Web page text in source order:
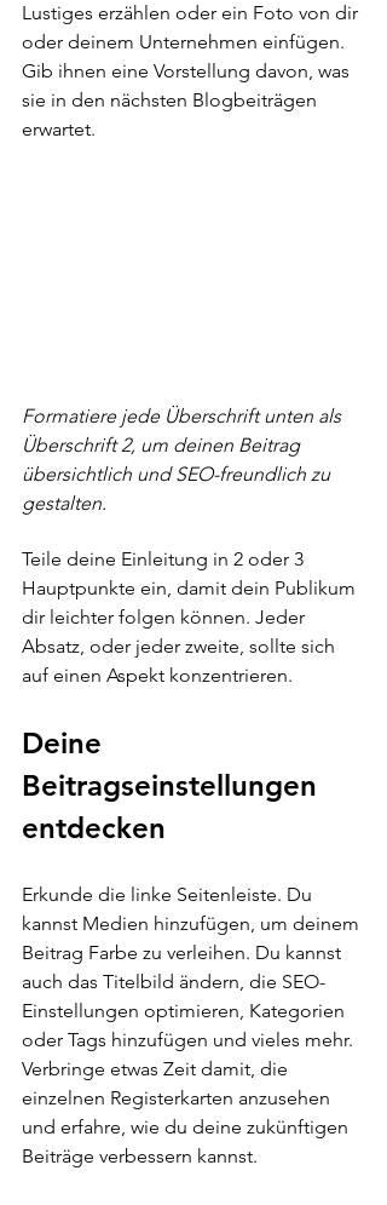
Lustiges erzählen oder ein Foto von dir
oder deinem Unternehmen einfügen.
Gib ihnen eine Vorstellung davon, was
sie in den nächsten Blogbeiträgen
erwartet.
Formatiere jede Überschrift unten als
Überschrift 2, um deinen Beitrag
übersichtlich und SEO-freundlich zu
gestalten.
Teile deine Einleitung in 2 oder 3
Hauptpunkte ein, damit dein Publikum
dir leichter folgen können. Jeder
Absatz, oder jeder zweite, sollte sich
auf einen Aspekt konzentrieren.
Deine
Beitragseinstellungen
entdecken
Erkunde die linke Seitenleiste. Du
kannst Medien hinzufügen, um deinem
Beitrag Farbe zu verleihen. Du kannst
auch das Titelbild ändern, die SEO-
Einstellungen optimieren, Kategorien
oder Tags hinzufügen und vieles mehr.
Verbringe etwas Zeit damit, die
einzelnen Registerkarten anzusehen
und erfahre, wie du deine zukünftigen
Beiträge verbessern kannst.